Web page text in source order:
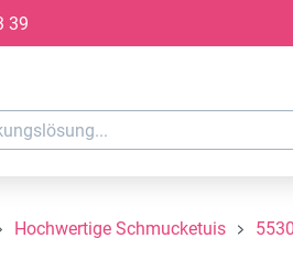
39
Hochwertige Schmucketuis